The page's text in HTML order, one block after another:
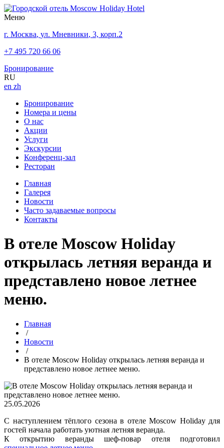
Меню
г. Москва, ул. Мневники, 3, корп.2
+7 495 720 66 06
Бронирование
RU
en zh
Бронирование
Номера и цены
О нас
Акции
Услуги
Экскурсии
Конференц-зал
Ресторан
Главная
Галерея
Новости
Часто задаваемые вопросы
Контакты
В отеле Moscow Holiday
открылась летняя веранда и
представлено новое летнее
меню.
Главная
/
Новости
/
В отеле Moscow Holiday открылась летняя веранда и
представлено новое летнее меню.
25.05.2026
С наступлением тёплого сезона в отеле Moscow Holiday для
гостей начала работать уютная летняя веранда.
К открытию веранды шеф-повар отеля подготовил